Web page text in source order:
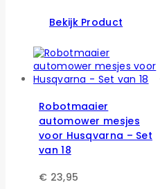
Bekijk Product
Robotmaaier
automower mesjes
voor Husqvarna – Set
van 18
€ 23,95